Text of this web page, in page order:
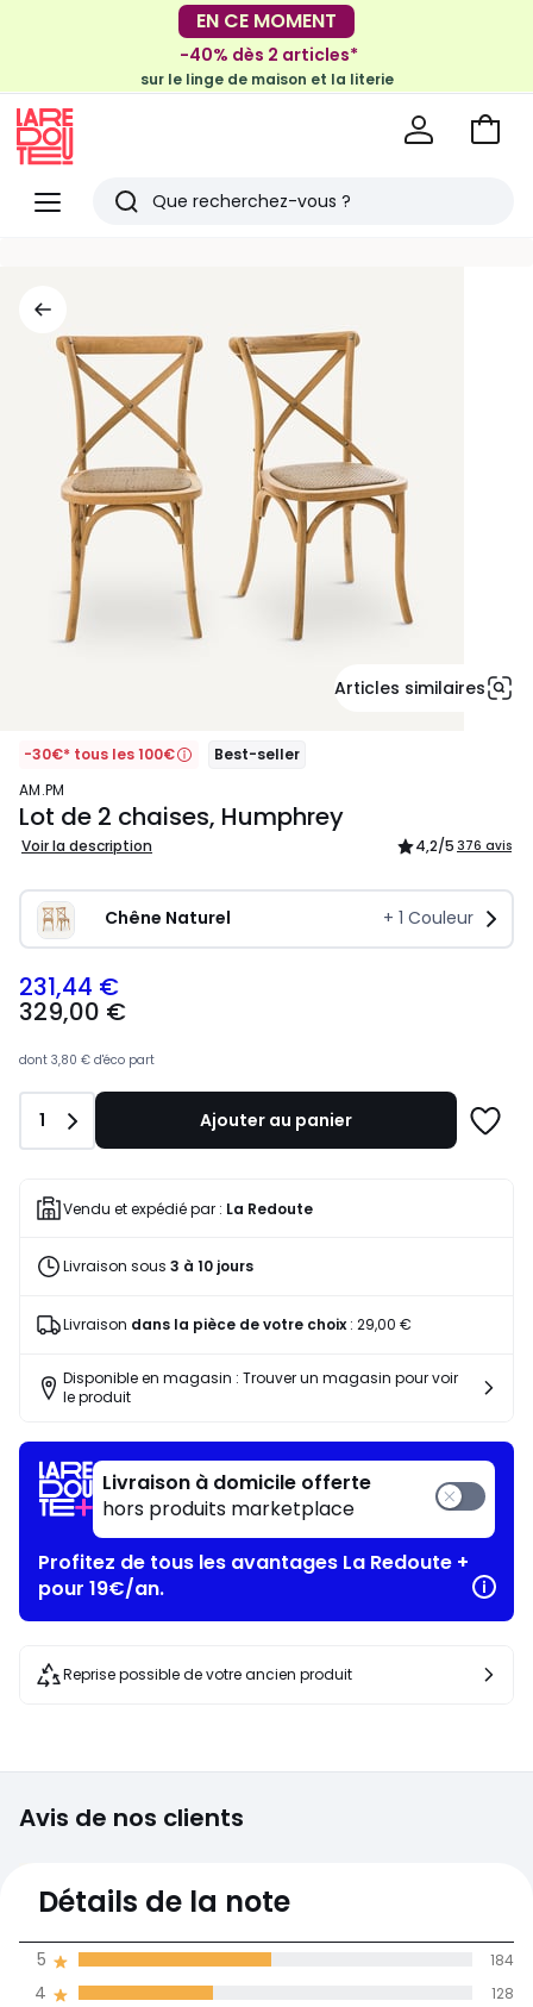
-30€ tous les 100€*
sur le meuble & la déco
-40% dès 2 articles*
sur le linge de maison et la literie
Menu
Redoute
Rechercher
Voir
Articles similaires
-30€* tous les 100€
Best-seller
AM.PM
Lot de 2 chaises, Humphrey
Voir la description 4,2/5 376 avis
Chêne Naturel + 1 Couleur
329,00
€
à
programme
pour
payer
place
231,44
231,44 €
329,00 €
dont 3,80 € d'éco part
Quantité
1 Ajouter au panier
Vendu et expédié par : La Redoute
Livraison sous 3 à 10 jours
Livraison dans la pièce de votre choix: 29,00 €
Disponible en magasin : Trouver un magasin pour voir
le produit
Livraison à domicile offerte
hors produits marketplace
Profitez de tous les avantages La Redoute +
pour 19€/an.
Reprise possible de votre ancien produit
Avis de nos clients
4,2
moyenne des avis
dans toutes les
Détails de la note
4 128
5 184